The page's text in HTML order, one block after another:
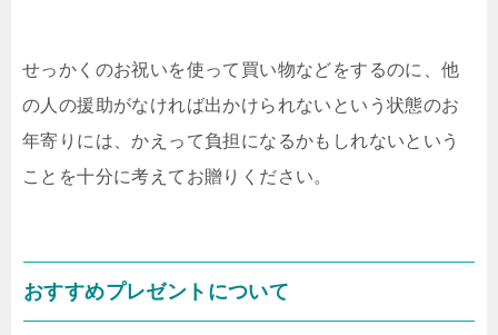
せっかくのお祝いを使って買い物などをするのに、他
の人の援助がなければ出かけられないという状態のお
年寄りには、かえって負担になるかもしれないという
ことを十分に考えてお贈りください。
おすすめプレゼントについて